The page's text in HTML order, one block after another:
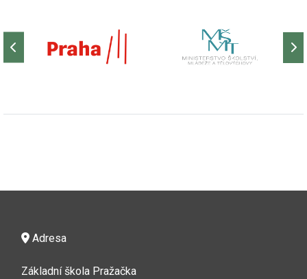
Adresa
Základní škola Pražačka